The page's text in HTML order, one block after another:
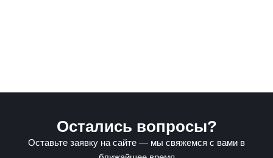
Остались вопросы?
Оставьте заявку на сайте — мы свяжемся с вами в